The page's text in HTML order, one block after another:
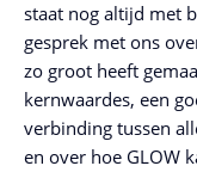
staat nog altijd met
gesprek met ons
zo groot heeft
kernwaardes, een
verbinding tussen
en over hoe GLOW